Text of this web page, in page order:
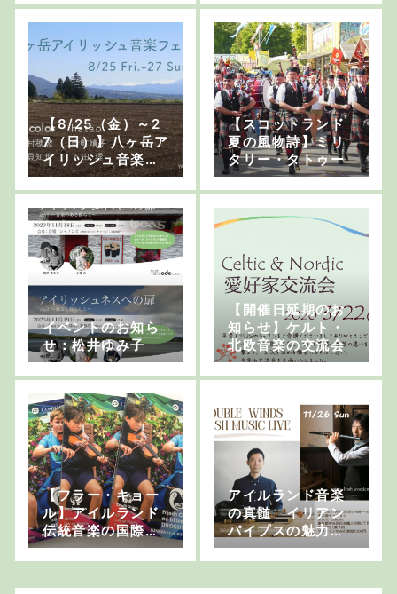
演されます！
Inc
【8/25（金）～2
7（日）】八ヶ岳ア
イリッシュ音楽フ
ェスが開催されま
す！
【スコットランド
夏の風物詩】ミリ
タリー・タトゥー
イベントのお知ら
せ：松井ゆみ子
【開催日延期のお
知らせ】ケルト・
北欧音楽の交流会
【フラー・キョー
ル】アイルランド
伝統音楽の国際コ
ンクール
アイルランド音楽
の真髄 イリアン
パイプスの魅力
(4)パイプ・チュー
ンとは